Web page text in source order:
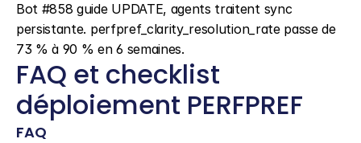
Bot #858 guide UPDATE, agents traitent sync
persistante. perfpref_clarity_resolution_rate passe de
73 % à 90 % en 6 semaines.
FAQ et checklist
déploiement PERFPREF
FAQ